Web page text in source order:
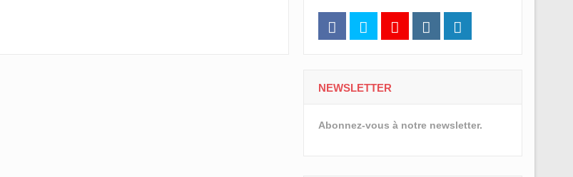
NEWSLETTER
Abonnez-vous à notre newsletter.